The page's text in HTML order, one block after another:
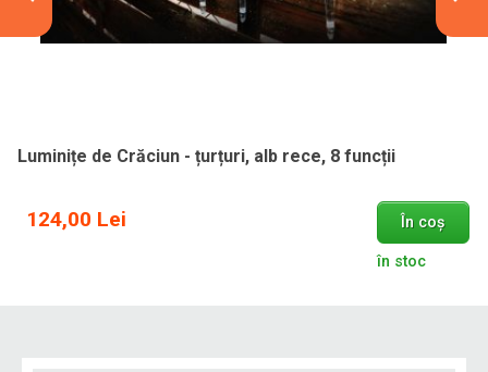
Luminițe de Crăciun - țurțuri, alb rece, 8 funcții
124,00 Lei În coș
în stoc